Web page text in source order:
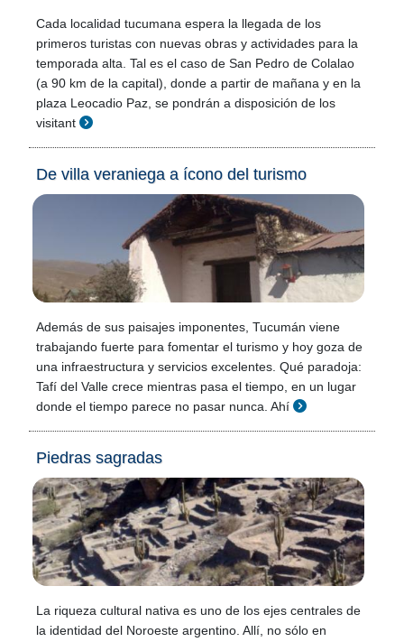
Cada localidad tucumana espera la llegada de los
primeros turistas con nuevas obras y actividades para la
temporada alta. Tal es el caso de San Pedro de Colalao
(a 90 km de la capital), donde a partir de mañana y en la
plaza Leocadio Paz, se pondrán a disposición de los
visitant
De villa veraniega a ícono del turismo
Además de sus paisajes imponentes, Tucumán viene
trabajando fuerte para fomentar el turismo y hoy goza de
una infraestructura y servicios excelentes. Qué paradoja:
Tafí del Valle crece mientras pasa el tiempo, en un lugar
donde el tiempo parece no pasar nunca. Ahí
Piedras sagradas
La riqueza cultural nativa es uno de los ejes centrales de
la identidad del Noroeste argentino. Allí, no sólo en